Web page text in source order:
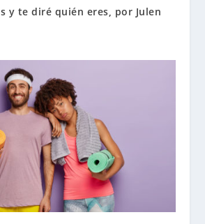
y te diré quién eres, por Julen